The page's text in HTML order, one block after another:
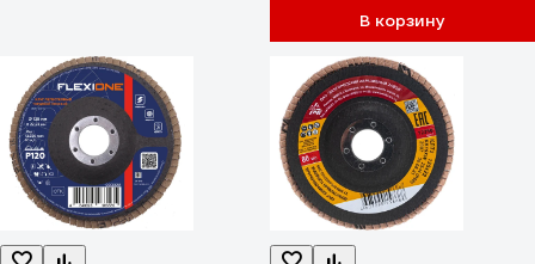
В корзину